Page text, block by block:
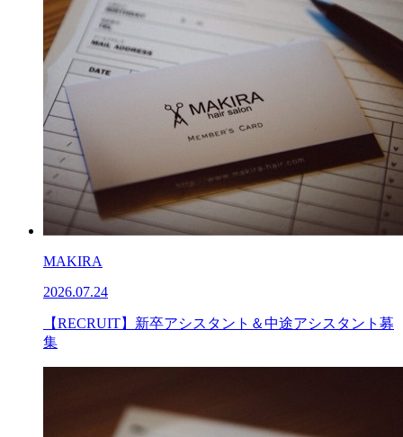
MAKIRA
2026.07.24
【RECRUIT】新卒アシスタント＆中途アシスタント募
集